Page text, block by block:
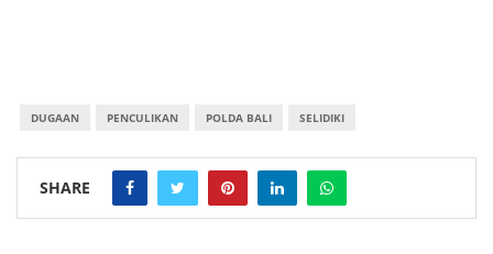
DUGAAN PENCULIKAN POLDA BALI SELIDIKI
SHARE